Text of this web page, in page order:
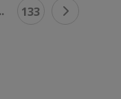
133